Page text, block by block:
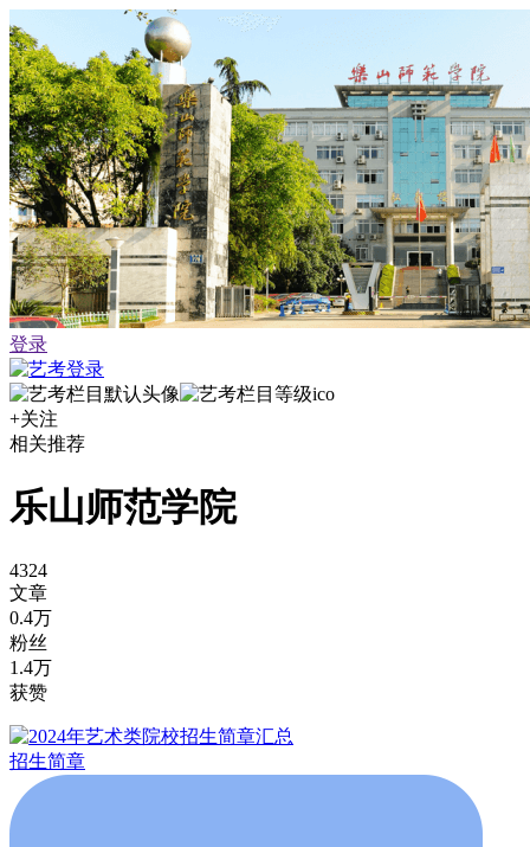
登录
+关注
相关推荐
乐山师范学院
4324
文章
0.4万
粉丝
1.4万
获赞
招生简章